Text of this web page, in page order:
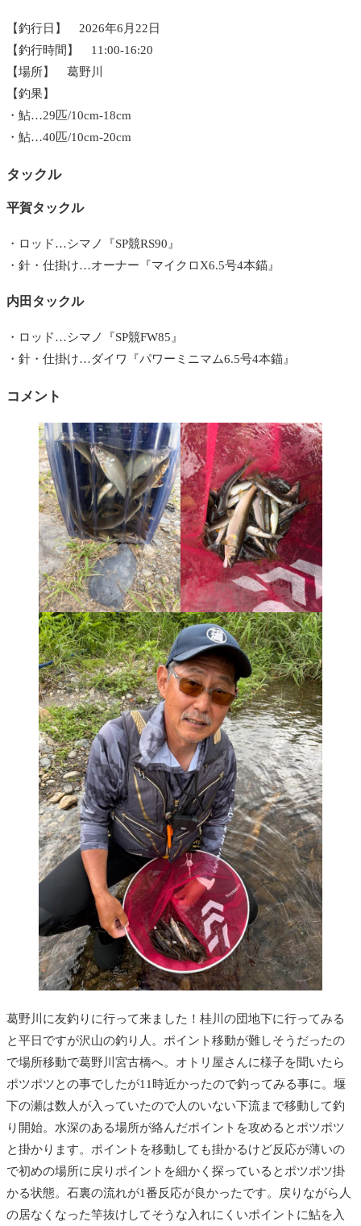
【釣行日】 2026年6月22日
【釣行時間】 11:00-16:20
【場所】 葛野川
【釣果】
・鮎…29匹/10cm-18cm
・鮎…40匹/10cm-20cm
タックル
平賀タックル
・ロッド…シマノ『SP競RS90』
・針・仕掛け…オーナー『マイクロX6.5号4本錨』
内田タックル
・ロッド…シマノ『SP競FW85』
・針・仕掛け…ダイワ『パワーミニマム6.5号4本錨』
コメント
葛野川に友釣りに行って来ました！桂川の団地下に行ってみる
と平日ですが沢山の釣り人。ポイント移動が難しそうだったの
で場所移動で葛野川宮古橋へ。オトリ屋さんに様子を聞いたら
ポツポツとの事でしたが11時近かったので釣ってみる事に。堰
下の瀬は数人が入っていたので人のいない下流まで移動して釣
り開始。水深のある場所が絡んだポイントを攻めるとポツポツ
と掛かります。ポイントを移動しても掛かるけど反応が薄いの
で初めの場所に戻りポイントを細かく探っているとポツポツ掛
かる状態。石裏の流れが1番反応が良かったです。戻りながら人
の居なくなった竿抜けしてそうな入れにくいポイントに鮎を入